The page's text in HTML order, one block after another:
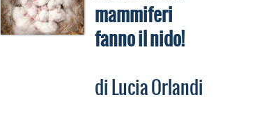
mammiferi
fanno il nido!
di Lucia Orlandi